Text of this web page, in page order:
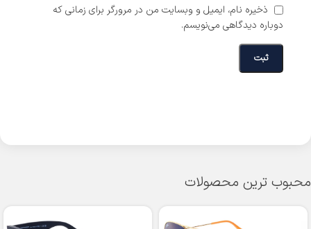
ذخیره نام، ایمیل و وبسایت من در مرورگر برای زمانی که
دوباره دیدگاهی می‌نویسم.
محبوب ترین محصولات